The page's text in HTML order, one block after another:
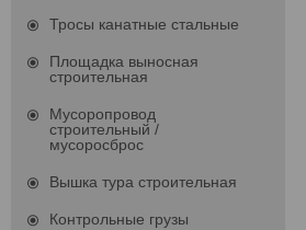
Тросы канатные стальные
Площадка выносная
строительная
Мусоропровод
строительный /
мусоросброс
Вышка тура строительная
Контрольные грузы